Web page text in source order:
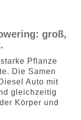
groß,
Pflanze
Die Samen
Auto mit
gleichzeitig
Körper und